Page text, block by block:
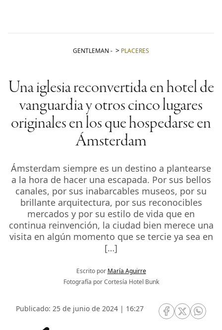
GENTLEMAN - PLACERES
Una iglesia reconvertida en hotel de
vanguardia y otros cinco lugares
originales en los que hospedarse en
Ámsterdam
Ámsterdam siempre es un destino a plantearse
a la hora de hacer una escapada. Por sus bellos
canales, por sus inabarcables museos, por su
brillante arquitectura, por sus reconocibles
mercados y por su estilo de vida que en
continua reinvención, la ciudad bien merece una
visita en algún momento que se tercie ya sea en
[…]
Escrito por María Aguirre
Fotografía por Cortesía Hotel Bunk
Publicado: 25 de junio de 2024 | 16:27
RRSS Facebook
RRSSRRSS